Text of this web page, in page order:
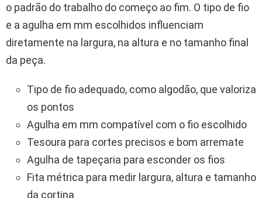
o padrão do trabalho do começo ao fim. O tipo de fio
e a agulha em mm escolhidos influenciam
diretamente na largura, na altura e no tamanho final
da peça.
Tipo de fio adequado, como algodão, que valoriza
os pontos
Agulha em mm compatível com o fio escolhido
Tesoura para cortes precisos e bom arremate
Agulha de tapeçaria para esconder os fios
Fita métrica para medir largura, altura e tamanho
da cortina